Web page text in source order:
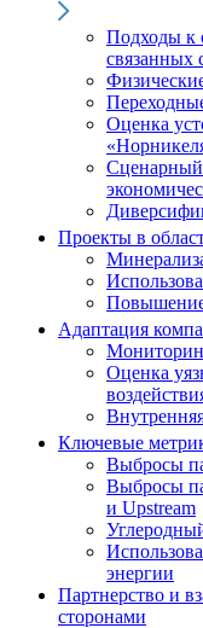
Подходы к
связанных
Оценка
Сценарный
Проекты в
Повышение
Адаптация
Оценка
Ключевые
Выбросы
Выбросы
и Upstream
энергии
Партнерство и
сторонами